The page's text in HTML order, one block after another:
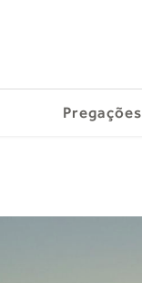
Pregações